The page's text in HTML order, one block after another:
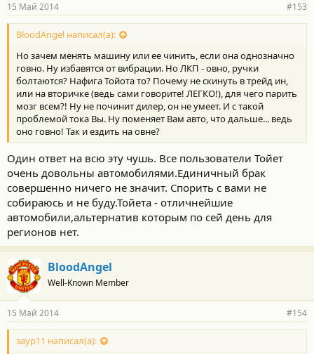
15 Май 2014 #153
BloodAngel написал(а):
Но зачем менять машину или ее чинить, если она однозначно
говно. Ну избавятся от вибрации. Но ЛКП - овно, ручки
болтаются? Нафига Тойота то? Почему не скинуть в трейд ин,
или на вторичке (ведь сами говорите! ЛЕГКО!), для чего парить
мозг всем?! Ну не починит дилер, он не умеет. И с такой
проблемой тока Вы. Ну поменяет Вам авто, что дальше... ведь
оно говно! Так и ездить на овне?
Один ответ на всю эту чушь. Все пользователи Тойет
очень довольны автомобилями.Единичный брак
совершенно ничего не значит. Спорить с вами не
собираюсь и не буду.Тойета - отличнейшие
автомобили,альтернатив которым по сей день для
регионов нет.
BloodAngel
Well-Known Member
15 Май 2014 #154
заур11 написал(а):